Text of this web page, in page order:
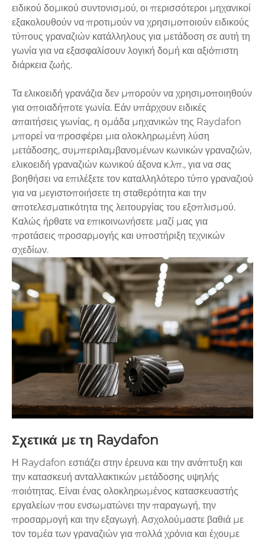
ειδικού δομικού συντονισμού, οι περισσότεροι μηχανικοί
εξακολουθούν να προτιμούν να χρησιμοποιούν ειδικούς
τύπους γραναζιών κατάλληλους για μετάδοση σε αυτή τη
γωνία για να εξασφαλίσουν λογική δομή και αξιόπιστη
διάρκεια ζωής.
Τα ελικοειδή γρανάζια δεν μπορούν να χρησιμοποιηθούν
για οποιαδήποτε γωνία. Εάν υπάρχουν ειδικές
απαιτήσεις γωνίας, η ομάδα μηχανικών της Raydafon
μπορεί να προσφέρει μια ολοκληρωμένη λύση
μετάδοσης, συμπεριλαμβανομένων κωνικών γραναζιών,
ελικοειδή γραναζιών κωνικού άξονα κ.λπ., για να σας
βοηθήσει να επιλέξετε τον καταλληλότερο τύπο γραναζιού
για να μεγιστοποιήσετε τη σταθερότητα και την
αποτελεσματικότητα της λειτουργίας του εξοπλισμού.
Καλώς ήρθατε να επικοινωνήσετε μαζί μας για
προτάσεις προσαρμογής και υποστήριξη τεχνικών
σχεδίων.
Σχετικά με τη Raydafon
Η Raydafon εστιάζει στην έρευνα και την ανάπτυξη και
την κατασκευή ανταλλακτικών μετάδοσης υψηλής
ποιότητας. Είναι ένας ολοκληρωμένος κατασκευαστής
εργαλείων που ενσωματώνει την παραγωγή, την
προσαρμογή και την εξαγωγή. Ασχολούμαστε βαθιά με
τον τομέα των γραναζιών για πολλά χρόνια και έχουμε